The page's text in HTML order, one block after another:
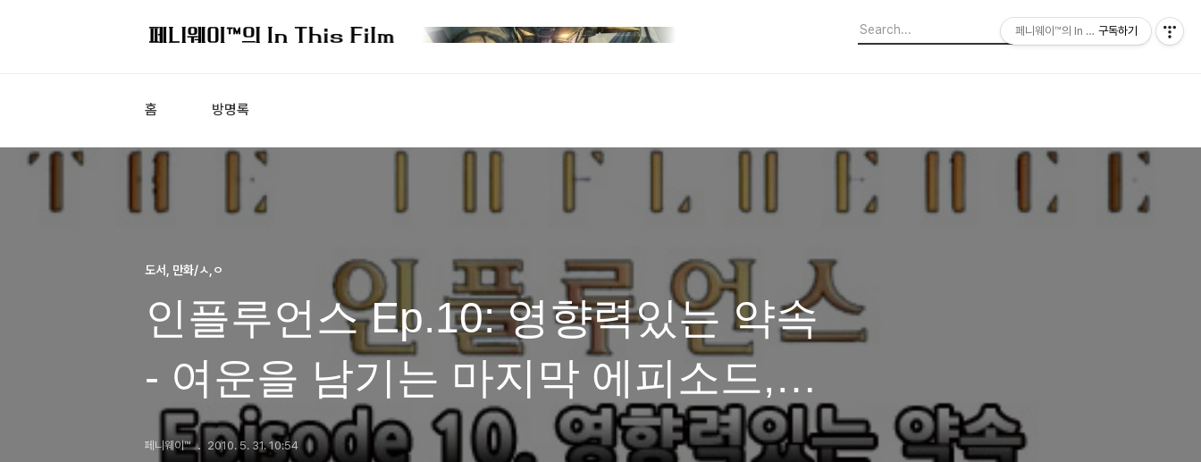
홈 방명록
도서, 만화/ㅅ,ㅇ
인플루언스 Ep.10: 영향력있는 약속
- 여운을 남기는 마지막 에피소드,
시즌 2를 기대한다
페니웨이™ 2010. 5. 31. 10:54
페니웨이™의 In This Film
구독하기